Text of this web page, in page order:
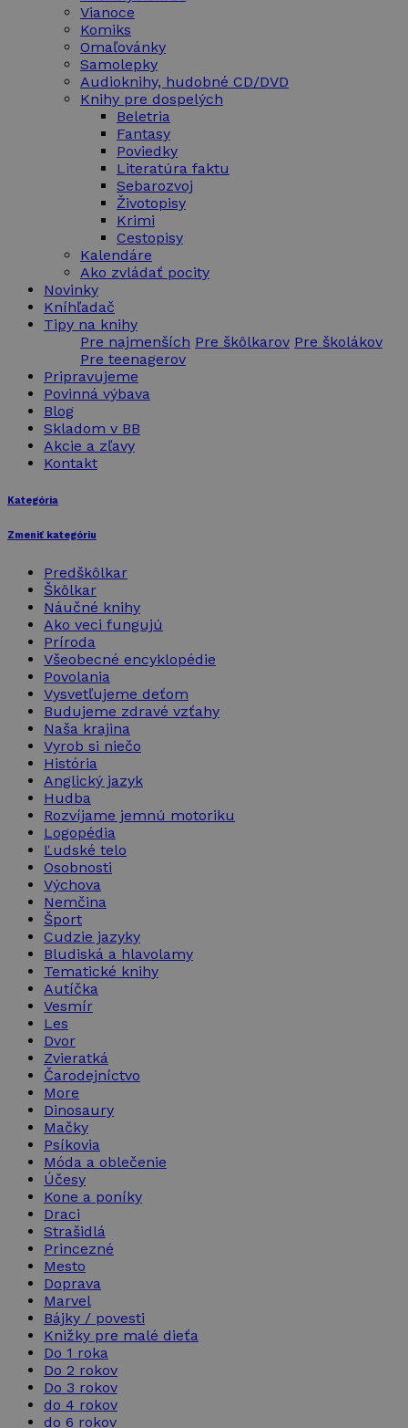
Vianoce
Komiks
Omaľovánky
Samolepky
Audioknihy, hudobné CD/DVD
Knihy pre dospelých
Beletria
Fantasy
Poviedky
Literatúra faktu
Sebarozvoj
Životopisy
Krimi
Cestopisy
Kalendáre
Ako zvládať pocity
Novinky
Kníhľadač
Tipy na knihy
Pre najmenších Pre škôlkarov Pre školákov
Pre teenagerov
Pripravujeme
Povinná výbava
Blog
Skladom v BB
Akcie a zľavy
Kontakt
Kategória
Zmeniť kategóriu
Predškôlkar
Škôlkar
Náučné knihy
Ako veci fungujú
Príroda
Všeobecné encyklopédie
Povolania
Vysvetľujeme deťom
Budujeme zdravé vzťahy
Naša krajina
Vyrob si niečo
História
Anglický jazyk
Hudba
Rozvíjame jemnú motoriku
Logopédia
Ľudské telo
Osobnosti
Výchova
Nemčina
Šport
Cudzie jazyky
Bludiská a hlavolamy
Tematické knihy
Autíčka
Vesmír
Les
Dvor
Zvieratká
Čarodejníctvo
More
Dinosaury
Mačky
Psíkovia
Móda a oblečenie
Účesy
Kone a poníky
Draci
Strašidlá
Princezné
Mesto
Doprava
Marvel
Bájky / povesti
Knižky pre malé dieťa
Do 1 roka
Do 2 rokov
Do 3 rokov
do 4 rokov
do 6 rokov